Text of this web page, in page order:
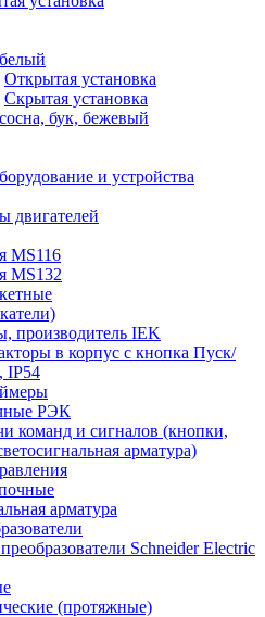
Открытая установка
Скрытая установка
бук, бежевый
и устройства
двигателей
MS116
MS132
производитель IEK
в корпус с кнопка Пуск/
IP54
РЭК
команд и сигналов (кнопки,
арматура)
арматура
Schneider Electric
(протяжные)